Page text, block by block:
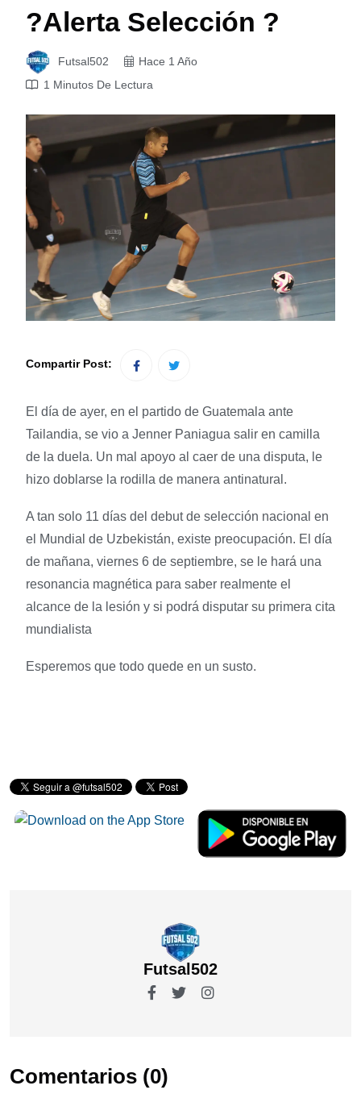
?Alerta Selección ?
Futsal502
Hace 1 Año
1 Minutos De Lectura
Compartir Post:
El día de ayer, en el partido de Guatemala ante
Tailandia, se vio a Jenner Paniagua salir en camilla
de la duela. Un mal apoyo al caer de una disputa, le
hizo doblarse la rodilla de manera antinatural.
A tan solo 11 días del debut de selección nacional en
el Mundial de Uzbekistán, existe preocupación. El día
de mañana, viernes 6 de septiembre, se le hará una
resonancia magnética para saber realmente el
alcance de la lesión y si podrá disputar su primera cita
mundialista
Esperemos que todo quede en un susto.
Futsal502
Comentarios (0)